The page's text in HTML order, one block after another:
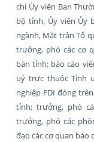
chí Ủy viên Ban
bộ tỉnh, Ủy viên Ủy
ngành, Mặt trận Tổ
trưởng, phó các cơ
bàn tỉnh; báo cáo
uỷ trực thuộc Tỉnh
nghiệp FDI đóng
tỉnh; trưởng, phó
trưởng, phó các
đạo các cơ quan báo